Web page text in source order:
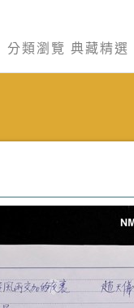
分類瀏覽 典藏精選